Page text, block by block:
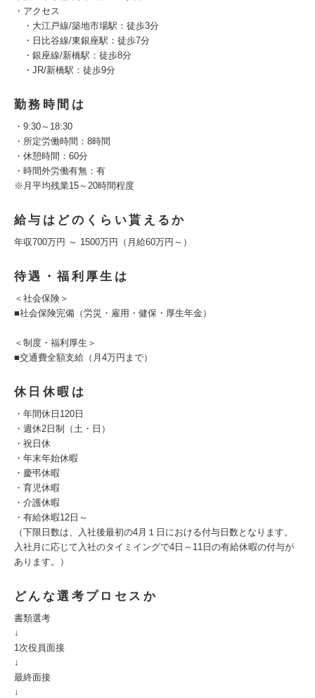
・アクセス
・大江戸線/築地市場駅：徒歩3分
・日比谷線/東銀座駅：徒歩7分
・銀座線/新橋駅：徒歩8分
・JR/新橋駅：徒歩9分
勤務時間は
・9:30～18:30
・所定労働時間：8時間
・休憩時間：60分
・時間外労働有無：有
※月平均残業15～20時間程度
給与はどのくらい貰えるか
年収700万円 ～ 1500万円（月給60万円～）
待遇・福利厚生は
＜社会保険＞
■社会保険完備（労災・雇用・健保・厚生年金）
＜制度・福利厚生＞
■交通費全額支給（月4万円まで）
休日休暇は
・年間休日120日
・週休2日制（土・日）
・祝日休
・年末年始休暇
・慶弔休暇
・育児休暇
・介護休暇
・有給休暇12日～
（下限日数は、入社後最初の4月１日における付与日数となります。
入社月に応じて入社のタイミイングで4日～11日の有給休暇の付与が
あります。）
どんな選考プロセスか
書類選考
↓
1次役員面接
↓
最終面接
↓